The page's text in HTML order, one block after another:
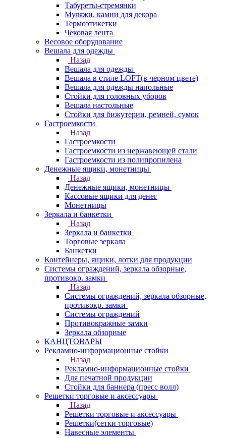
Табуреты-стремянки
Муляжи, камни для декора
Термоэтикетки
Чековая лента
Весовое оборудование
Вешала для одежды
Назад
Вешала для одежды
Вешала в стиле LOFT(в черном цвете)
Вешала для одежды напольные
Стойки для головных уборов
Вешала настольные
Cтойки для бижутерии, ремней, сумок
Гастроемкости
Назад
Гастроемкости
Гастроемкости из нержавеющей стали
Гастроемкости из полипропилена
Денежные ящики, монетницы
Назад
Денежные ящики, монетницы
Кассовые ящики для денег
Монетницы
Зеркала и банкетки
Назад
Зеркала и банкетки
Торговые зеркала
Банкетки
Контейнеры, ящики, лотки для продукции
Системы ограждений, зеркала обзорные,
противокр. замки
Назад
Системы ограждений, зеркала обзорные,
противокр. замки
Системы ограждений
Противокражные замки
Зеркала обзорные
КАНЦТОВАРЫ
Рекламно-информационные стойки
Назад
Рекламно-информационные стойки
Для печатной продукции
Стойки для баннера (пресс волл)
Решетки торговые и аксессуары
Назад
Решетки торговые и аксессуары
Решетки(сетки торговые)
Навесные элементы